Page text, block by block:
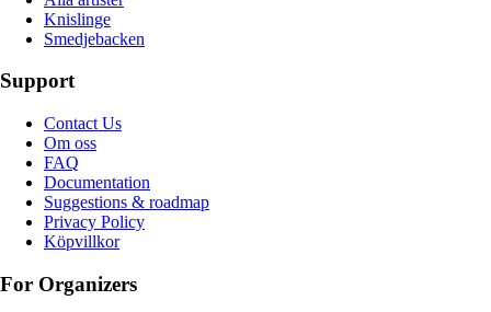
Knislinge
Smedjebacken
Support
Contact Us
Om oss
FAQ
Documentation
Suggestions & roadmap
Privacy Policy
Köpvillkor
For Organizers